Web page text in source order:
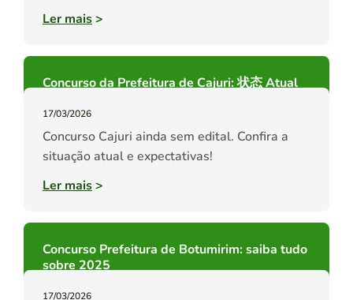
Ler mais>
Concurso da Prefeitura de Cajuri: 状态 Atual
17/03/2026
Concurso Cajuri ainda sem edital. Confira a
situação atual e expectativas!
Ler mais>
Concurso Prefeitura de Botumirim: saiba tudo
sobre 2025
17/03/2026